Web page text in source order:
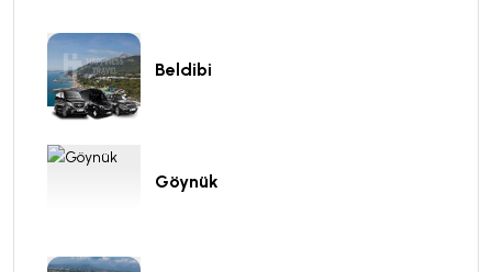
Beldibi
Göynük